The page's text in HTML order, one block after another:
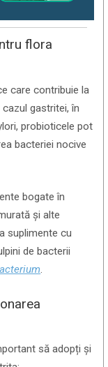
flora
care contribuie la
gastritei, în
probioticele pot
bacteriei nocive
bogate în
și alte
suplimente cu
de bacterii
.
să adopți și